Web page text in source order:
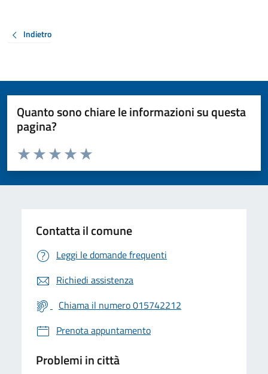
Indietro
Quanto sono chiare le informazioni su questa
pagina?
Valuta da 1 a 5 stelle la pagina
Valuta 5 stelle su 5
Valuta 4 stelle su 5
Valuta 3 stelle su 5
Valuta 2 stelle su 5
Valuta 1 stelle su 5
Contatta il comune
Leggi le domande frequenti
Richiedi assistenza
Chiama il numero 015742212
Prenota appuntamento
Problemi in città